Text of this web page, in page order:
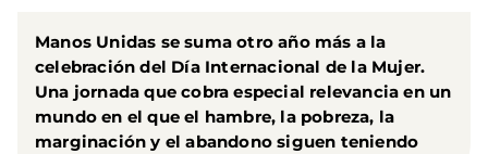
Manos Unidas se suma otro año más a la
celebración del Día Internacional de la Mujer.
Una jornada que cobra especial relevancia en un
mundo en el que el hambre, la pobreza, la
marginación y el abandono siguen teniendo